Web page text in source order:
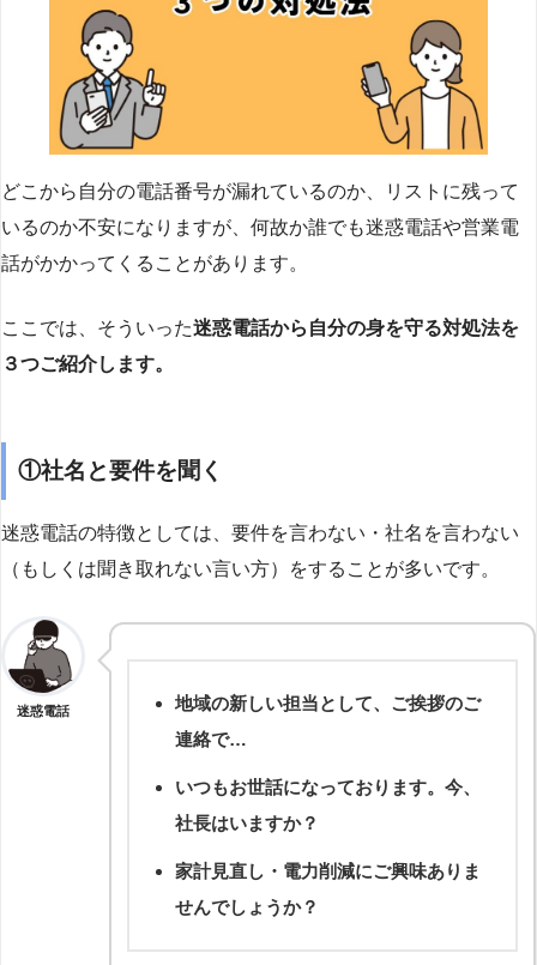
どこから自分の電話番号が漏れているのか、リストに残って
いるのか不安になりますが、何故か誰でも迷惑電話や営業電
話がかかってくることがあります。
ここでは、そういった迷惑電話から自分の身を守る対処法を
３つご紹介します。
①社名と要件を聞く
迷惑電話の特徴としては、要件を言わない・社名を言わない
（もしくは聞き取れない言い方）をすることが多いです。
迷惑電話
地域の新しい担当として、ご挨拶のご
連絡で…
いつもお世話になっております。今、
社長はいますか？
家計見直し・電力削減にご興味ありま
せんでしょうか？